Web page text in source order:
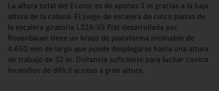
La altura total del Econic es de apenas 3 m gracias a la baja
altura de la cabina. El juego de escalera de cinco piezas de
la escalera giratoria L32A-XS Fiat desarrollada por
Rosenbauer tiene un brazo de plataforma inclinable de
4.650 mm de largo que puede desplegarse hasta una altura
de trabajo de 32 m. Distancia suficiente para luchar contra
incendios de difícil acceso a gran altura.